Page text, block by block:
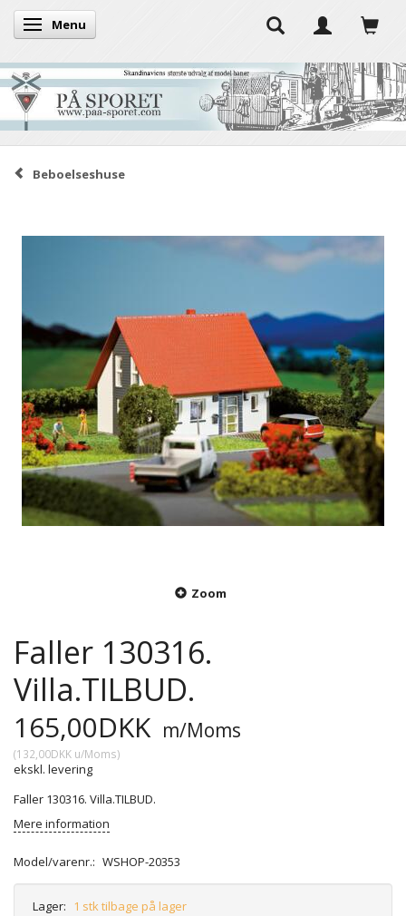
Skifte navigation
Menu
Beboelseshuse
Zoom
Faller 130316.
Villa.TILBUD.
165,00DKK m/Moms
(132,00DKK u/Moms)
ekskl. levering
Faller 130316. Villa.TILBUD.
Mere information
Model/varenr.: WSHOP-20353
Lager: 1 stk tilbage på lager